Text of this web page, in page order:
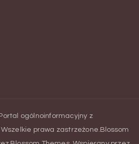
Portal ogólnoinformacyjny z
Wszelkie prawa zastrzeżone. Blossom